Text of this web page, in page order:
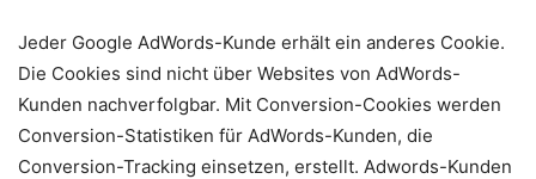
Jeder Google AdWords-Kunde erhält ein anderes Cookie.
Die Cookies sind nicht über Websites von AdWords-
Kunden nachverfolgbar. Mit Conversion-Cookies werden
Conversion-Statistiken für AdWords-Kunden, die
Conversion-Tracking einsetzen, erstellt. Adwords-Kunden